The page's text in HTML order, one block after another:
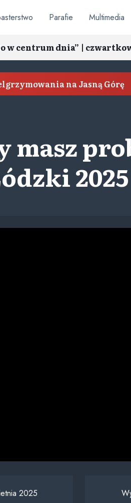
Parafie Multimedia
w centrum dnia” |
na Jasną Górę
masz
2025
2025